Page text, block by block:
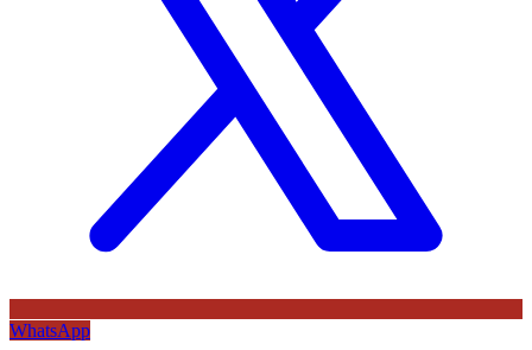
WhatsApp